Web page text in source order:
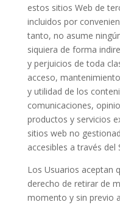
estos sitios Web de
incluidos por
tanto, no asume
siquiera de forma
y perjuicios de toda
acceso,
y utilidad de los
comunicaciones,
productos y servicios
sitios web no
accesibles a través del
Los Usuarios aceptan
derecho de retirar de
momento y sin previo